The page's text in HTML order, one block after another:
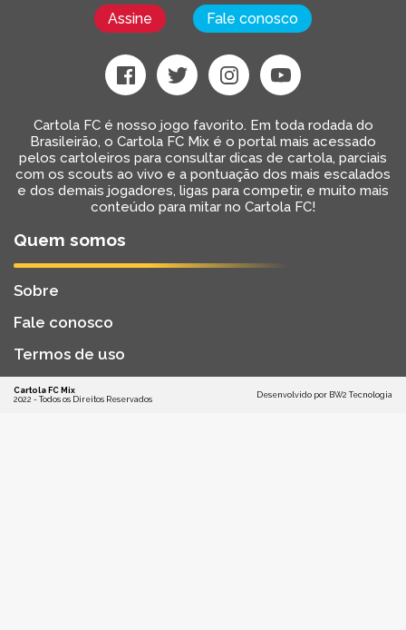
Assine Fale conosco
Cartola FC é nosso jogo favorito. Em toda rodada do
Brasileirão, o Cartola FC Mix é o portal mais acessado
pelos cartoleiros para consultar dicas de cartola, parciais
com os scouts ao vivo e a pontuação dos mais escalados
e dos demais jogadores, ligas para competir, e muito mais
conteúdo para mitar no Cartola FC!
Quem somos
Sobre
Fale conosco
Termos de uso
Cartola FC Mix
2022 - Todos os Direitos Reservados
Desenvolvido por BW2 Tecnologia